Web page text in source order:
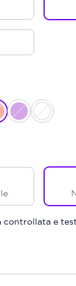
controllata e